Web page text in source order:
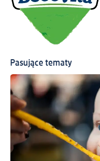
Pasujące tematy